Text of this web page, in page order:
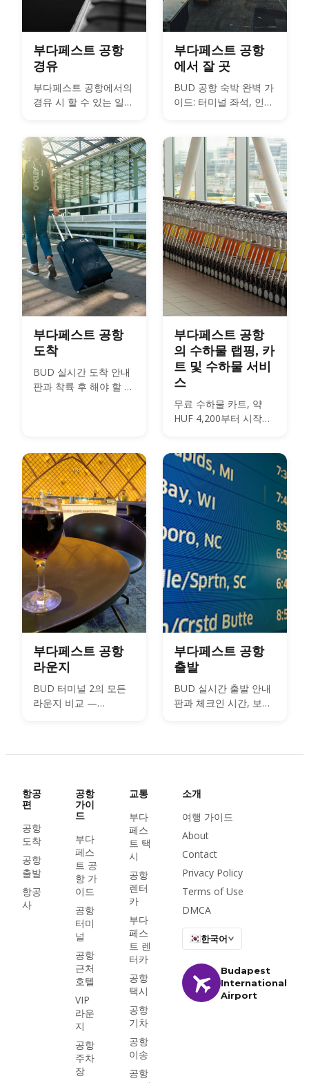
부다페스트 공항
경유
부다페스트 공항에서의
경유 시 할 수 있는 일과
부다페스트 공항
에서 잘 곳
BUD 공항 숙박 완벽 가
이드: 터미널 좌석, 인근
용적인 팁.
부다페스트 공항
도착
BUD 실시간 도착 안내
판과 착륙 후 해야 할 일
부다페스트 공항
의 수하물 랩핑, 카
트 및 수하물 서비
스
무료 수하물 카트, 약
HUF 4,200부터 시작하
Kálvin tér 시내 수하물
위탁 서비스 — 부다페
스트 공항(BUD)에서 짐
을 처리하는 모든 방법.
부다페스트 공항
라운지
BUD 터미널 2의 모든
라운지 비교 —
bud:vip 서비스 — 2026
년 현황 입장료, 운영 시
간, Priority Pass 이용
가능 여부를 정리했습니
다.
부다페스트 공항
출발
BUD 실시간 출발 안내
판과 체크인 시간, 보안
항공
편
공항
도착
공항
출발
항공
사
공항
가이
드
부다
페스
트 공
항 가
이드
공항
터미
널
공항
근처
호텔
VIP
라운
지
공항
주차
장
교통
부다
페스
트 택
시
공항
렌터
카
부다
페스
트 렌
터카
공항
택시
공항
기차
공항
이송
공항
소개
여행 가이드
About
Contact
Privacy Policy
Terms of Use
DMCA
한국어
Budapest
International
Airport